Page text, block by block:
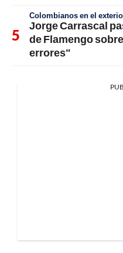
Colombianos en el
Jorge Carrascal
de Flamengo
errores"